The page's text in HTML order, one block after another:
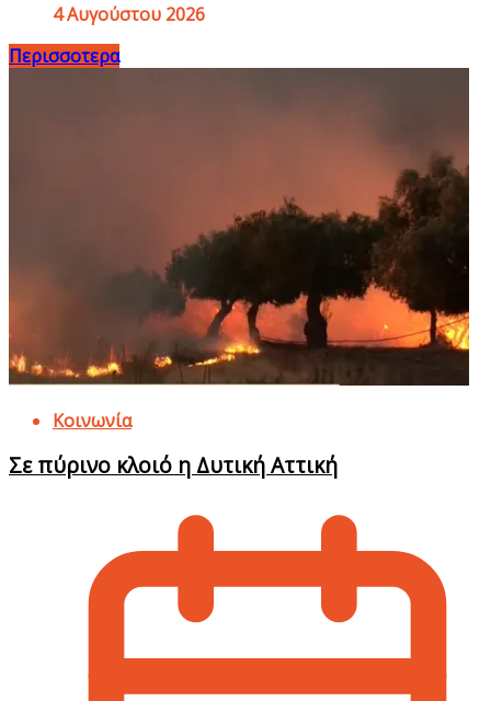
4 Αυγούστου 2026
Περισσοτερα
Κοινωνία
Σε πύρινο κλοιό η Δυτική Αττική